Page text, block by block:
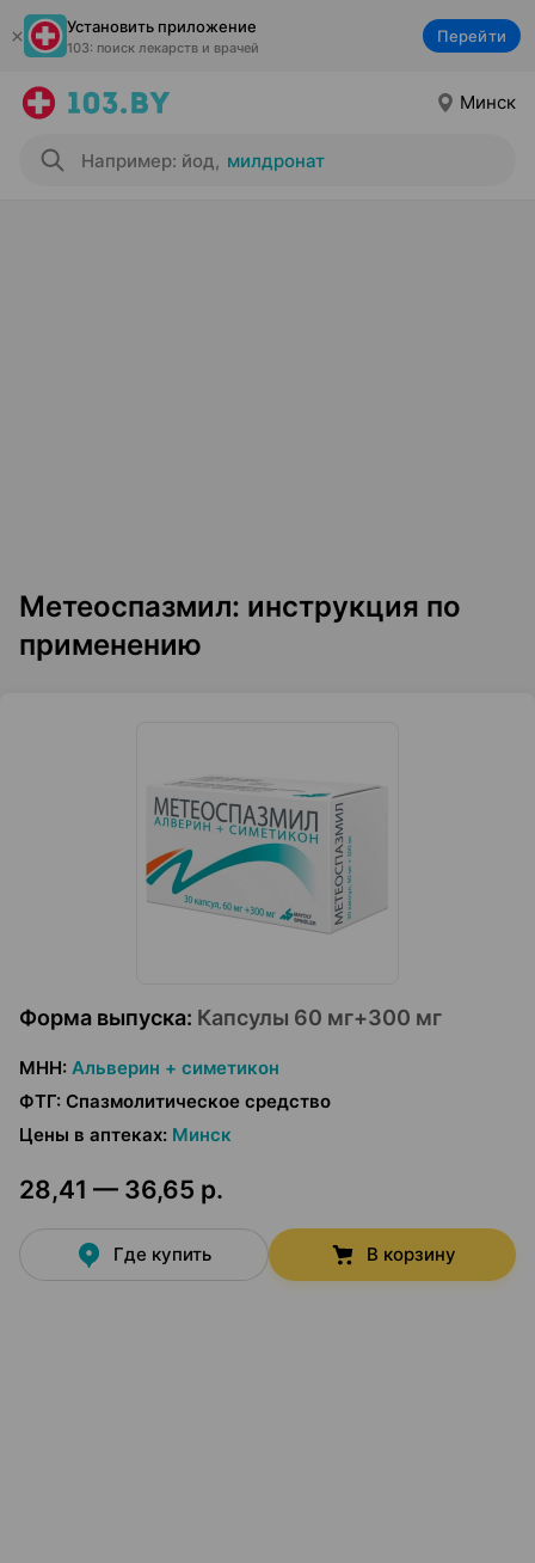
Установить приложение
103: поиск лекарств и врачей
Перейти
Минск
Например: йод, милдронат
Метеоспазмил: инструкция по
применению
Форма выпуска: Капсулы 60 мг+300 мг
МНН: Альверин + симетикон
ФТГ: Спазмолитическое средство
Цены в аптеках: Минск
28,41 — 36,65 р.
Где купить В корзину